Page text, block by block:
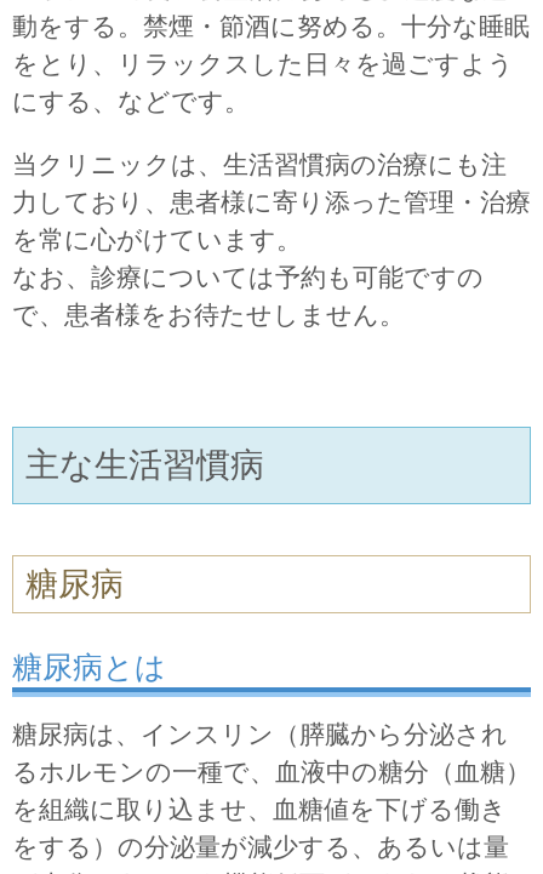
動をする。禁煙・節酒に努める。十分な睡眠
をとり、リラックスした日々を過ごすよう
にする、などです。
当クリニックは、生活習慣病の治療にも注
力しており、患者様に寄り添った管理・治療
を常に心がけています。
なお、診療については予約も可能ですの
で、患者様をお待たせしません。
主な生活習慣病
糖尿病
糖尿病とは
糖尿病は、インスリン（膵臓から分泌され
るホルモンの一種で、血液中の糖分（血糖）
を組織に取り込ませ、血糖値を下げる働き
をする）の分泌量が減少する、あるいは量